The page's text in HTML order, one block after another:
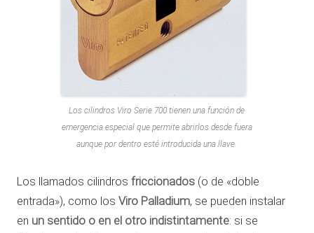
Los cilindros Viro Serie 700 tienen una función de
emergencia especial que permite abrirlos desde fuera
aunque por dentro esté introducida una llave.
Los llamados cilindros friccionados (o de «doble
entrada»), como los Viro Palladium, se pueden instalar
en un sentido o en el otro indistintamente: si se